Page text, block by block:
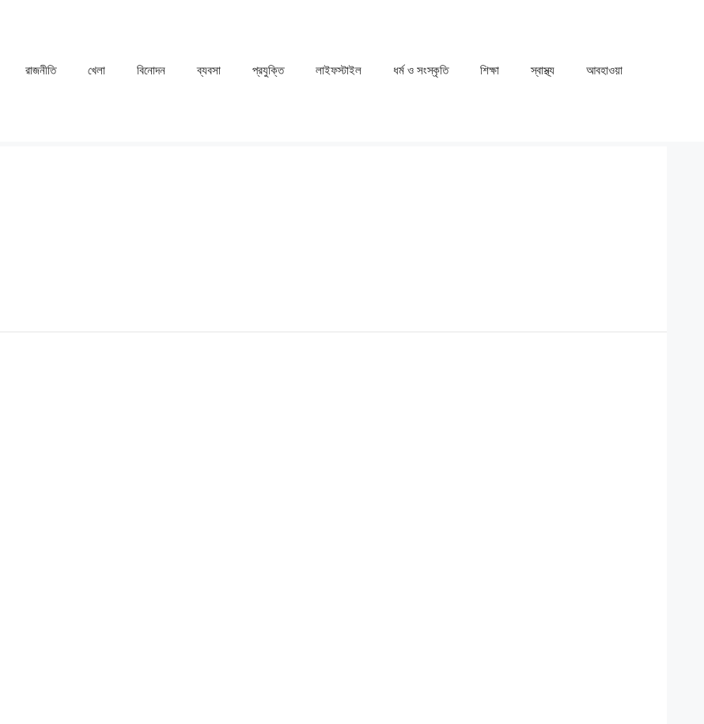
রাজনীতি খেলা ⁠বিনোদন ব্যবসা প্রযুক্তি লাইফস্টাইল ধর্ম ও সংস্কৃতি ⁠⁠শিক্ষা ⁠⁠স্বাস্থ্য ⁠⁠আবহাওয়া